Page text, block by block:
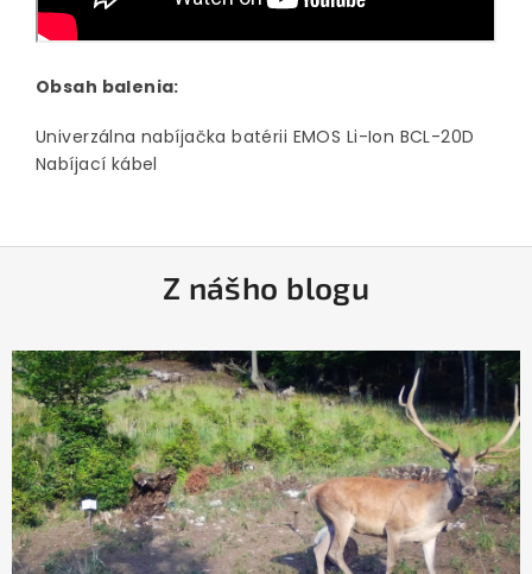
Obsah balenia:
Univerzálna nabíjačka batérii EMOS Li-Ion BCL-20D
Nabíjací kábel
ä
e
Z nášho blogu